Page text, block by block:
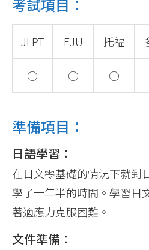
考試項目：
JLPT EJU 托福
○ ○ ○
準備項目：
日語學習：
在日文零基礎的情況下就到
學了一年半的時間。學習日
著適應力克服困難。
文件準備：